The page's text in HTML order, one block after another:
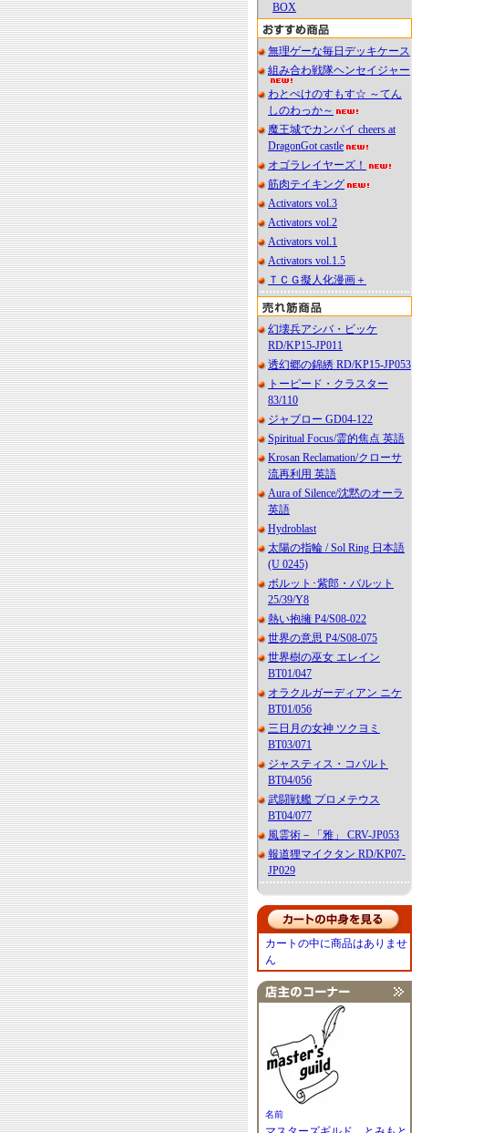
BOX
無理ゲーな毎日デッキケース
組み合わ戦隊ヘンセイジャー
わとぺけのすもす☆ ～てん
しのわっか～
魔王城でカンパイ cheers at
DragonGot castle
オゴラレイヤーズ！
筋肉テイキング
Activators vol.3
Activators vol.2
Activators vol.1
Activators vol.1.5
ＴＣＧ擬人化漫画＋
幻壊兵アシバ・ビッケ
RD/KP15-JP011
透幻郷の錦綉 RD/KP15-JP053
トーピード・クラスター
83/110
ジャブロー GD04-122
Spiritual Focus/霊的焦点 英語
Krosan Reclamation/クローサ
流再利用 英語
Aura of Silence/沈黙のオーラ
英語
Hydroblast
太陽の指輪 / Sol Ring 日本語
(U 0245)
ボルット･紫郎・バルット
25/39/Y8
熱い抱擁 P4/S08-022
世界の意思 P4/S08-075
世界樹の巫女 エレイン
BT01/047
オラクルガーディアン ニケ
BT01/056
三日月の女神 ツクヨミ
BT03/071
ジャスティス・コバルト
BT04/056
武闘戦艦 プロメテウス
BT04/077
風霊術－「雅」 CRV-JP053
報道狸マイクタン RD/KP07-
JP029
カートの中に商品はありませ
ん
名前